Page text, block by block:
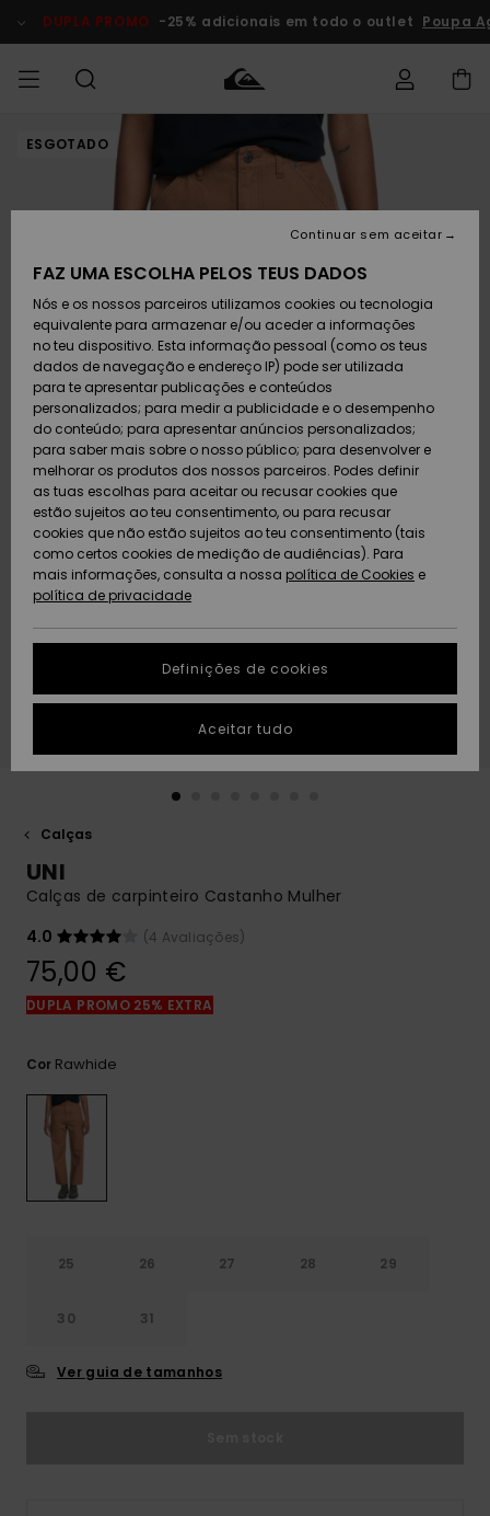
do
DUPLA PROMO -25% adicionais em todo o outlet Poupa
HOMEM Roupas
Calçado e
chinelos
Surfe/água
Snow
Artigos
recém-
chegados
Coleções
MENINO
Roupas
Calçado e
chinelos
Surfe/água
Neve
Artigos
recém-
chegados
Highlights
MULHER
Shop
chegados
Highlights
Snow
SURF
Surf Shop
Homem
Crianças
Highlights
Community
SNOW
Artigos
Neve
Artigos
Criança
Snow Shop
Feminino
Highlights
Community
DUPLA
PROMO
Outlet
Homem
Criança
Outlet
Mulher
AJUDA
Acede à tua
encomenda
Devoluções
Pagamento
Cartão
presente
Quiksilver
Freedom
Protecção de
dados
Guia de
tamanhos
conversa para
obteres a
resposta mais
respostas
para as
frequentes e o
SUSTAINABILITY
PRESENTE
DESEJO
ESGOTADO
Calças
UNI
Calças de carpinteiro Castanho Mulher
4.0
(4 Avaliações)
75,00 €
DUPLA PROMO 25% EXTRA
Cor Rawhide
25 26 27 28 29
30 31
Ver guia de tamanhos
FAZ UMA ESCOLHA PELOS TEUS DADOS
Nós e os nossos parceiros utilizamos cookies ou tecnologia
equivalente para armazenar e/ou aceder a informações
no teu dispositivo. Esta informação pessoal (como os teus
dados de navegação e endereço IP) pode ser utilizada
para te apresentar publicações e conteúdos
personalizados; para medir a publicidade e o desempenho
do conteúdo; para apresentar anúncios personalizados;
para saber mais sobre o nosso público; para desenvolver e
melhorar os produtos dos nossos parceiros. Podes definir
as tuas escolhas para aceitar ou recusar cookies que
estão sujeitos ao teu consentimento, ou para recusar
cookies que não estão sujeitos ao teu consentimento (tais
como certos cookies de medição de audiências). Para
mais informações, consulta a nossa política de Cookies e
política de privacidade
Definições de cookies
Continuar sem aceitar
Aceitar tudo